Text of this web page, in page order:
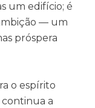
um edifício; é
— um
próspera
o espírito
a